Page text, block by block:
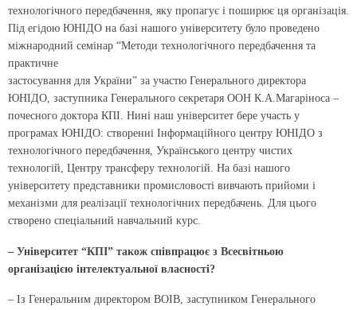
технологічного передбачення, яку пропагує і поширює ця організація.
Під егідою ЮНІДО на базі нашого університету було проведено
міжнародний семінар “Методи технологічного передбачення та
практичне
застосування для України” за участю Генерального директора
ЮНІДО, заступника Генерального секретаря ООН К.А.Магаріноса –
почесного доктора КПІ. Нині наш університет бере участь у
програмах ЮНІДО: створенні Інформаційного центру ЮНІДО з
технологічного передбачення, Українського центру чистих
технологій, Центру трансферу технологій. На базі нашого
університету представники промисловості вивчають прийоми і
механізми для реалізації технологічних передбачень. Для цього
створено спеціальний навчальний курс.
– Університет “КПІ” також співпрацює з Всесвітньою
організацією інтелектуальної власності?
– Із Генеральним директором ВОІВ, заступником Генерального